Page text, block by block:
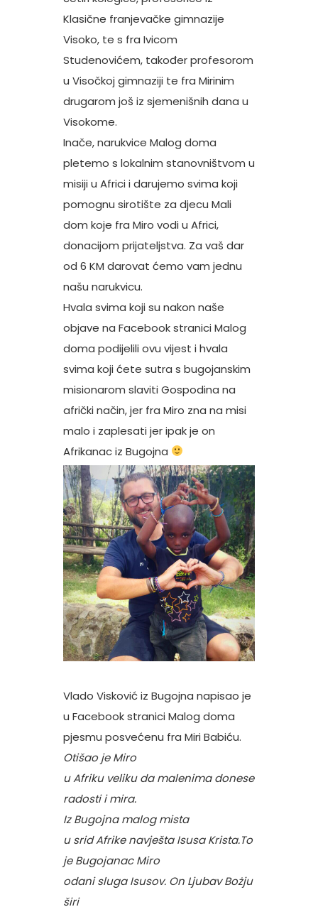
Klasične franjevačke gimnazije
Visoko, te s fra Ivicom
Studenovićem, također profesorom
u Visočkoj gimnaziji te fra Mirinim
drugarom još iz sjemenišnih dana u
Visokome.
Inače, narukvice Malog doma
pletemo s lokalnim stanovništvom u
misiji u Africi i darujemo svima koji
pomognu sirotište za djecu Mali
dom koje fra Miro vodi u Africi,
donacijom prijateljstva. Za vaš dar
od 6 KM darovat ćemo vam jednu
našu narukvicu.
Hvala svima koji su nakon naše
objave na Facebook stranici Malog
doma podijelili ovu vijest i hvala
svima koji ćete sutra s bugojanskim
misionarom slaviti Gospodina na
afrički način, jer fra Miro zna na misi
malo i zaplesati jer ipak je on
Afrikanac iz Bugojna
Vlado Visković iz Bugojna napisao je
u Facebook stranici Malog doma
pjesmu posvećenu fra Miri Babiću.
Otišao je Miro
u Afriku veliku da malenima donese
radosti i mira.
Iz Bugojna malog mista
u srid Afrike navješta Isusa Krista.To
je Bugojanac Miro
odani sluga Isusov. On Ljubav Bożju
širi